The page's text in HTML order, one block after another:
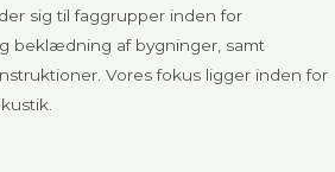
sig til faggrupper inden for
beklædning af bygninger, samt
Vores fokus ligger inden for